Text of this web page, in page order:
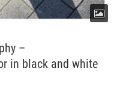
–
in black and white